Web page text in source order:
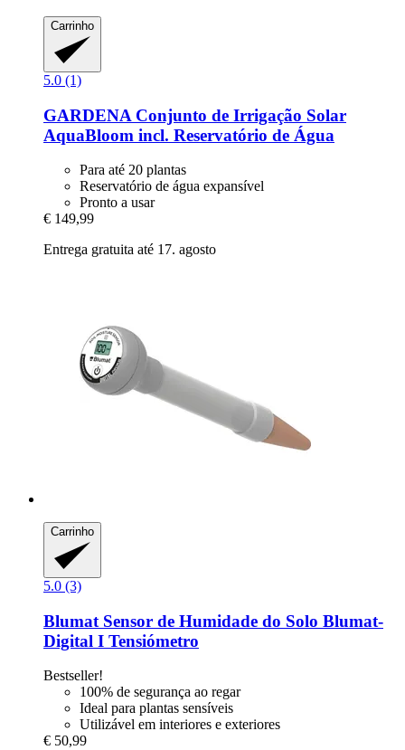
Carrinho
5.0 (1)
GARDENA Conjunto de Irrigação Solar
AquaBloom incl. Reservatório de Água
Para até 20 plantas
Reservatório de água expansível
Pronto a usar
€ 149,99
Entrega gratuita até 17. agosto
Carrinho
5.0 (3)
Blumat Sensor de Humidade do Solo Blumat-​
Digital I Tensiómetro
Bestseller!
100% de segurança ao regar
Ideal para plantas sensíveis
Utilizável em interiores e exteriores
€ 50,99